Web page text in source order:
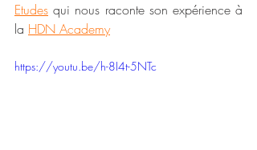
Etudes qui nous raconte son expérience à
la HDN Academy
https://youtu.be/h-8I4t-5NTc